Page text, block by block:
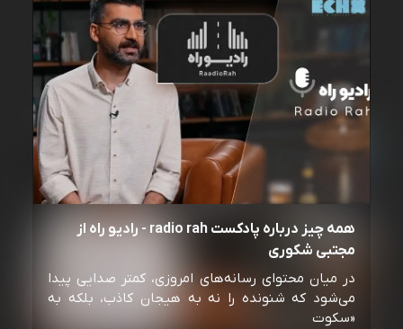
همه چیز درباره پادکست radio rah - رادیو راه از
مجتبی شکوری
در میان محتوای رسانه‌های امروزی، کمتر صدایی پیدا
می‌شود که شنونده را نه به هیجان کاذب، بلکه به
«سکوت